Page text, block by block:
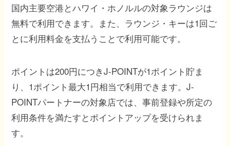
国内主要空港とハワイ・ホノルルの対象ラウンジは
無料で利用できます。また、ラウンジ・キーは1回ご
とに利用料金を支払うことで利用可能です。
ポイントは200円につきJ-POINTが1ポイント貯ま
り、1ポイント最大1円相当で利用できます。J-
POINTパートナーの対象店では、事前登録や所定の
利用条件を満たすとポイントアップを受けられま
す。